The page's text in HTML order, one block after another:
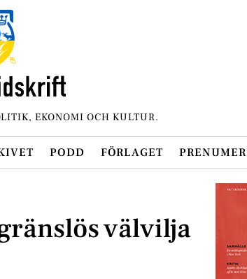
EKONOMI OCH KULTUR.
PODD FÖRLAGET
välvilja